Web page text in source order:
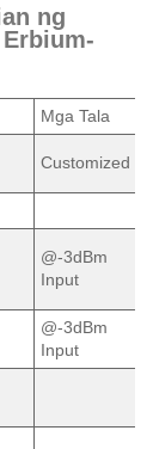
ng
Mga Tala
Customized
@-3dBm
Input
@-3dBm
Input